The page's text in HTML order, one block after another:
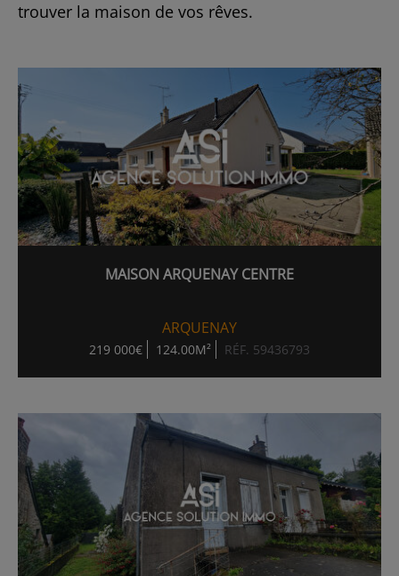
trouver la maison de vos rêves.
MAISON ARQUENAY CENTRE
ARQUENAY
219 000€ 124.00M² RÉF. 59436793